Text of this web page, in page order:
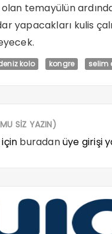
olan temayülün
yapacakları kulis
kolo kongre selim
SİZ YAZIN)
buradanüye girişi